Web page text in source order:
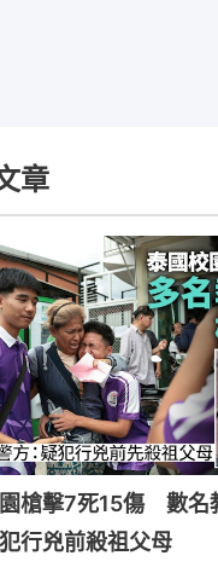
章
槍擊7死15傷 數
行兇前殺祖父母